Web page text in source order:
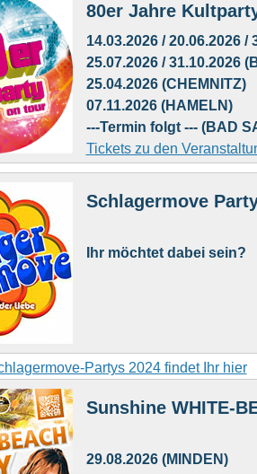
80er Jahre
14.03.2026 / 20.06.2026 /
25.07.2026 / 31.10.2026
25.04.2026 (CHEMNITZ)
07.11.2026 (HAMELN)
---Termin folgt --- (BAD
Tickets zu den
Schlagermove
Ihr möchtet dabei sein?
Partys 2024 findet Ihr hier
Sunshine WHITE-
29.08.2026 (MINDEN)